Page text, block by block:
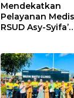
Mendekatkan
Pelayanan
RSUD Asy-Syifa’
Edukasi
di Taliwang